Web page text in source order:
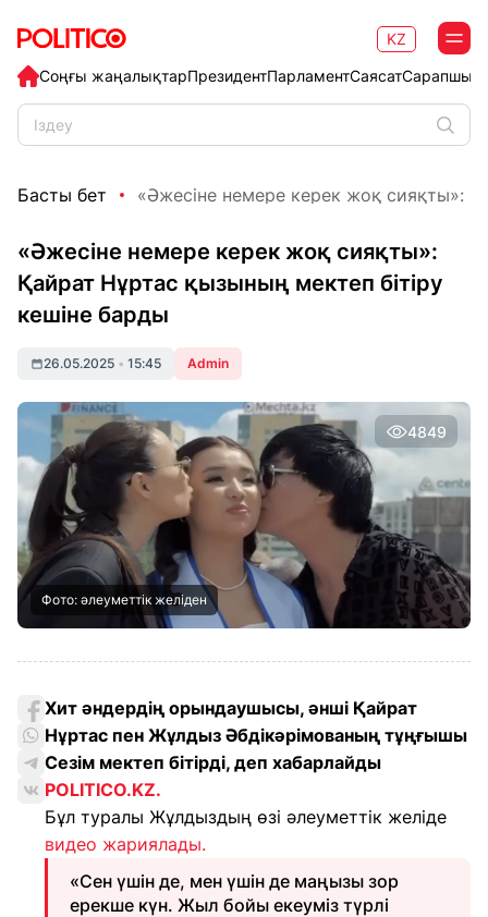
Соңғы жаңалықтарПрезидентПарламентСаясат
KZ
Басты бет «Әжесіне немере керек жоқ сияқты»:
«Әжесіне немере керек жоқ сияқты»:
Қайрат Нұртас қызының мектеп бітіру
кешіне барды
26.05.2025 • 15:45 Admin
4849
Фото: әлеуметтік желіден
Хит әндердің орындаушысы, әнші Қайрат
Нұртас пен Жұлдыз Әбдікәрімованың тұңғышы
Сезім мектеп бітірді, деп хабарлайды
POLITICO.KZ.
Бұл туралы Жұлдыздың өзі әлеуметтік желіде
видео жариялады.
«Сен үшін де, мен үшін де маңызы зор
ерекше күн. Жыл бойы екеуміз түрлі